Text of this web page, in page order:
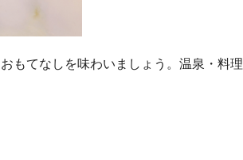
もてなしを味わいましょう。温泉・料理